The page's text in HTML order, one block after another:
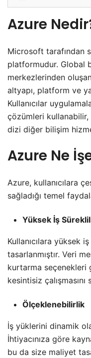
Azure
Microsoft tarafından
platformudur. Global
merkezlerinden
altyapı, platform ve
Kullanıcılar
çözümleri
dizi diğer bilişim
Azure Ne
Azure, kullanıcılara
sağladığı temel
Yüksek İş
Kullanıcılara yüksek
tasarlanmıştır. Veri
kurtarma seçenekleri
kesintisiz çalışmasını
Ölçeklenebilirlik
İş yüklerini dinamik
İhtiyacınıza göre
bu da size maliyet